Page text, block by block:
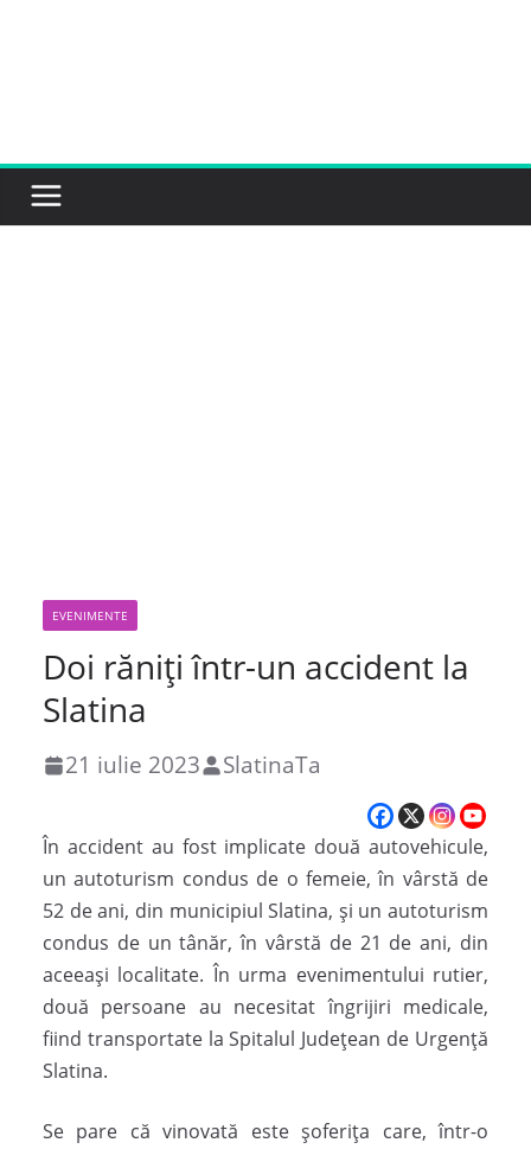
EVENIMENTE
Doi răniți într-un accident la
Slatina
21 iulie 2023 SlatinaTa
În accident au fost implicate două autovehicule,
un autoturism condus de o femeie, în vârstă de
52 de ani, din municipiul Slatina, și un autoturism
condus de un tânăr, în vârstă de 21 de ani, din
aceeași localitate. În urma evenimentului rutier,
două persoane au necesitat îngrijiri medicale,
fiind transportate la Spitalul Județean de Urgență
Slatina.
Se pare că vinovată este șoferița care, într-o